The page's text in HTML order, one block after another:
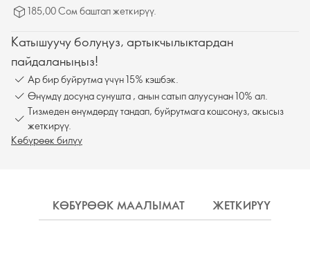
185,00 Сом баштап жеткирүү.
Катышуучу болуңуз, артыкчылыктардан
пайдаланыңыз!
Ар бир буйрутма үчүн 15% кэшбэк.
Өнүмдү досуңа сунушта , анын сатып алуусунан 10% ал.
Тизмеден өнүмдөрдү тандап, буйрутмага кошсоңуз, акысыз
жеткирүү.
Көбүрөөк билүү
КӨБҮРӨӨК МААЛЫМАТ ЖЕТКИРҮҮ